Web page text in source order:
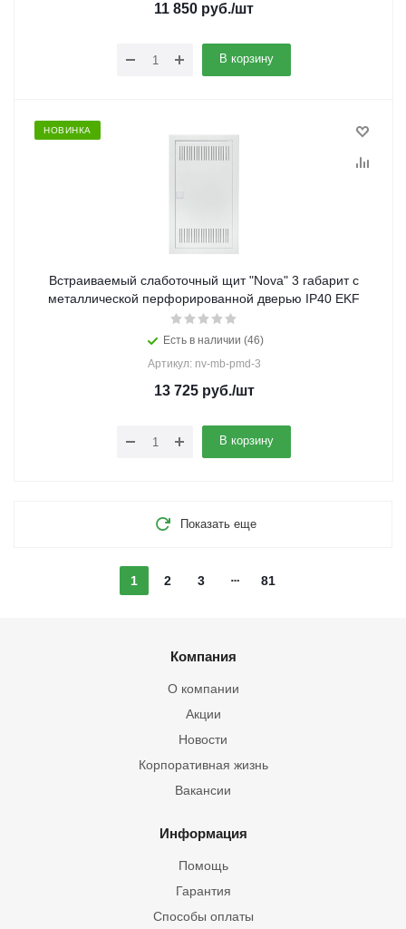
11 850 руб./шт
В корзину
НОВИНКА
Встраиваемый слаботочный щит "Nova" 3 габарит с
металлической перфорированной дверью IP40 EKF
Есть в наличии (46)
Артикул: nv-mb-pmd-3
13 725руб./шт
В корзину
Показать еще
1 2 3 81
Компания
О компании
Акции
Новости
Корпоративная жизнь
Вакансии
Информация
Помощь
Гарантия
Способы оплаты